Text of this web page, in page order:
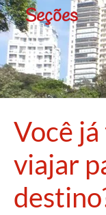
Seções
Você
viajar